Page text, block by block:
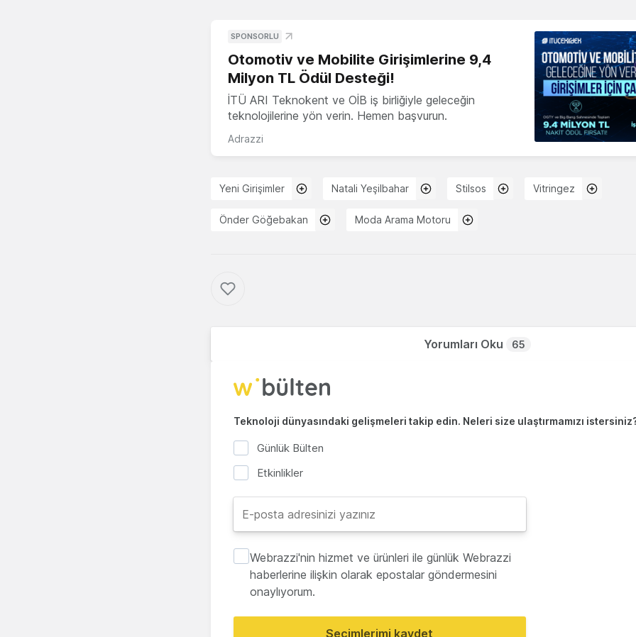
SPONSORLU
Otomotiv ve Mobilite Girişimlerine 9,4
Milyon TL Ödül Desteği!
İTÜ ARI Teknokent ve OİB iş birliğiyle geleceğin
teknolojilerine yön verin. Hemen başvurun.
Adrazzi
Yeni Girişimler Natali Yeşilbahar Stilsos Vitringez
Önder Göğebakan Moda Arama Motoru
Yorumları Oku 65
Teknoloji dünyasındaki gelişmeleri takip edin. Neleri size ulaştırmamızı
Günlük Bülten
Etkinlikler
Webrazzi'nin hizmet ve ürünleri ile günlük Webrazzi
haberlerine ilişkin olarak epostalar göndermesini
onaylıyorum.
Seçimlerimi kaydet